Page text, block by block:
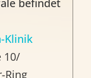
befindet
Klinik
10/
Ring